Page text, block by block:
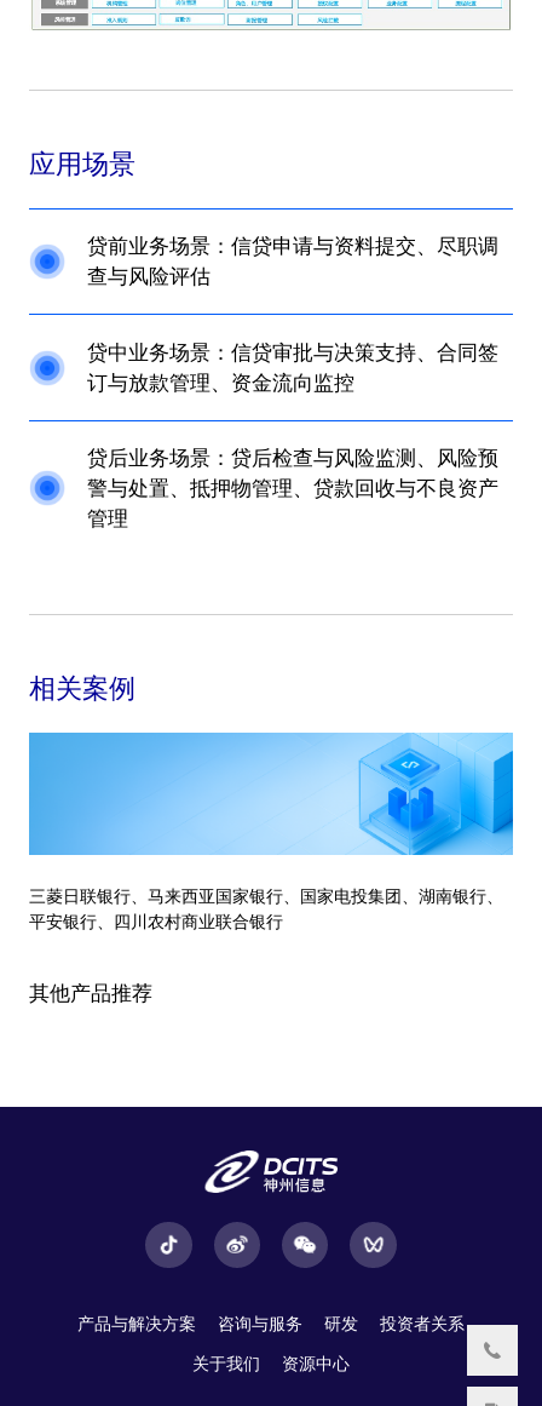
应用场景
贷前业务场景：信贷申请与资料提交、尽职调
查与风险评估
贷中业务场景：信贷审批与决策支持、合同签
订与放款管理、资金流向监控
贷后业务场景：贷后检查与风险监测、风险预
警与处置、抵押物管理、贷款回收与不良资产
管理
相关案例
三菱日联银行、马来西亚国家银行、国家电投集团、湖南银行、
平安银行、四川农村商业联合银行
其他产品推荐
产品与解决方案 咨询与服务 研发 投资者关系
关于我们 资源中心